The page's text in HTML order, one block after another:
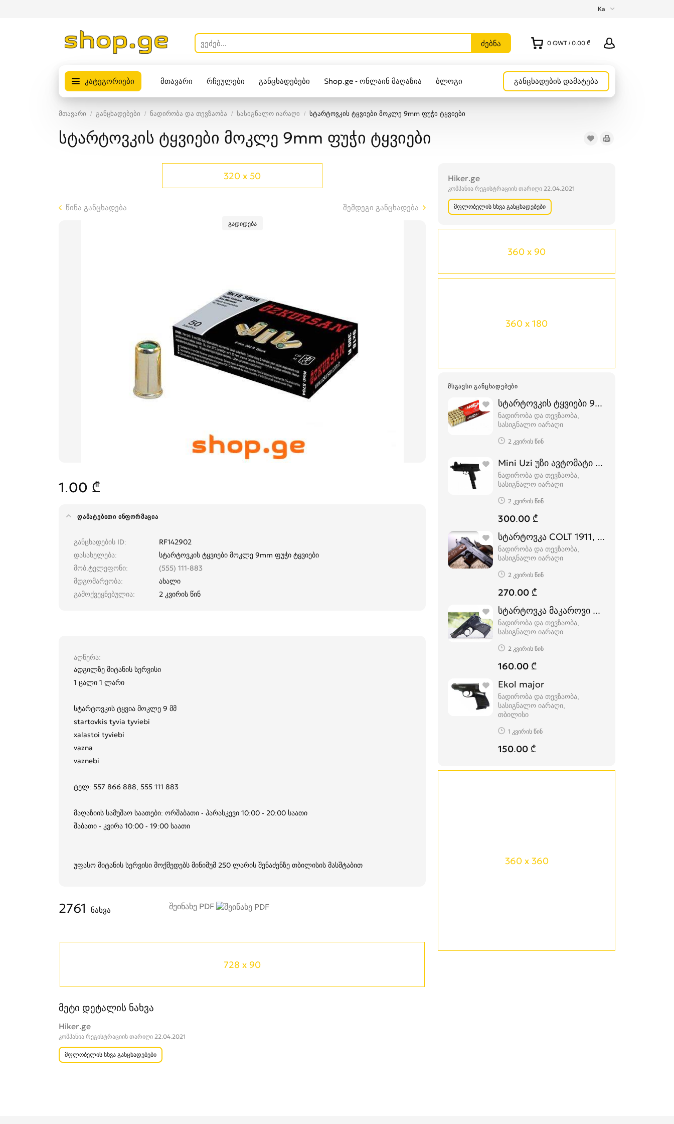
Ka
0 QWT / 0.00 ₾
კატეგორიები მთავარი რჩეულები განცხადებები Shop.ge - ონლაინ მაღაზია ბლოგი განცხადების დამატება
მთავარი განცხადებები ნადირობა და თევზაობა სასიგნალო იარაღი სტარტოვკის ტყვიები მოკლე 9mm ფუჭი ტყვიები
სტარტოვკის ტყვიები მოკლე 9mm ფუჭი ტყვიები
Hiker.ge
კომპანია რეგისტრაციის თარიღი 22.04.2021
მფლობელის სხვა განცხადებები
360 x 90
360 x 180
ᲛᲡᲒᲐᲕᲡᲘ ᲒᲐᲜᲪᲮᲐᲓᲔᲑᲔᲑᲘ
სტარტოვკის ტყვიები 9mm ფუჭი ტყვიები
ნადირობა და თევზაობა,
სასიგნალო იარაღი
2 კვირის წინ
Mini Uzi უზი ავტომატი სტარტოვკა
ნადირობა და თევზაობა,
სასიგნალო იარაღი
2 კვირის წინ
300.00 ₾
სტარტოვკა COLT 1911, COLT 1911 SX
ნადირობა და თევზაობა,
სასიგნალო იარაღი
2 კვირის წინ
270.00 ₾
სტარტოვკა მაკაროვი Ekol Lady
ნადირობა და თევზაობა,
სასიგნალო იარაღი
2 კვირის წინ
160.00 ₾
Ekol major
ნადირობა და თევზაობა,
სასიგნალო იარაღი
თბილისი
1 კვირის წინ
150.00 ₾
360 x 360
320 x 50
წინა განცხადება შემდეგი განცხადება
გადიდება
1.00 ₾
ᲓᲐᲛᲐᲢᲔᲑᲘᲗᲘ ᲘᲜᲤᲝᲠᲛᲐᲪᲘᲐ
განცხადების ID
RF142902
დასახელება
სტარტოვკის ტყვიები მოკლე 9mm ფუჭი ტყვიები
მობ.ტელეფონი
(555) 111-883
მდგომარეობა
ახალი
გამოქვეყნებულია
2 კვირის წინ
აღწერა
ადგილზე მიტანის სერვისი
1 ცალი 1 ლარი
სტარტოვკის ტყვია მოკლე 9 მმ
startovkis tyvia tyviebi
xalastoi tyviebi
vazna
vaznebi
ტელ: 557 866 888, 555 111 883
მაღაზიის სამუშაო საათები: ორშაბათი - პარასკევი 10:00 - 20:00 საათი
შაბათი - კვირა 10:00 - 19:00 საათი
უფასო მიტანის სერვისი მოქმედებს მინიმუმ 250 ლარის შენაძენზე თბილისის მასშტაბით
შეინახე PDF
2761 ნახვა
728 x 90
მეტი დეტალის ნახვა
Hiker.ge
კომპანია რეგისტრაციის თარიღი 22.04.2021
მფლობელის სხვა განცხადებები